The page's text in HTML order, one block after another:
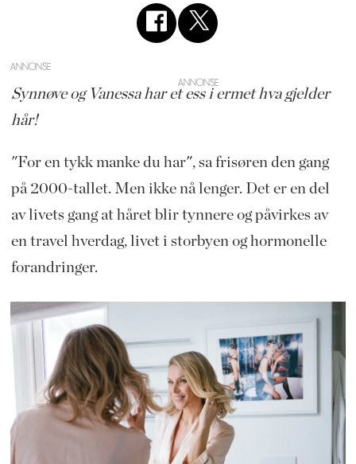
ANNONSE
Synnøve og Vanessa har et ess i ermet hva gjelder
hår!
"For en tykk manke du har", sa frisøren den gang
på 2000-tallet. Men ikke nå lenger. Det er en del
av livets gang at håret blir tynnere og påvirkes av
en travel hverdag, livet i storbyen og hormonelle
forandringer.